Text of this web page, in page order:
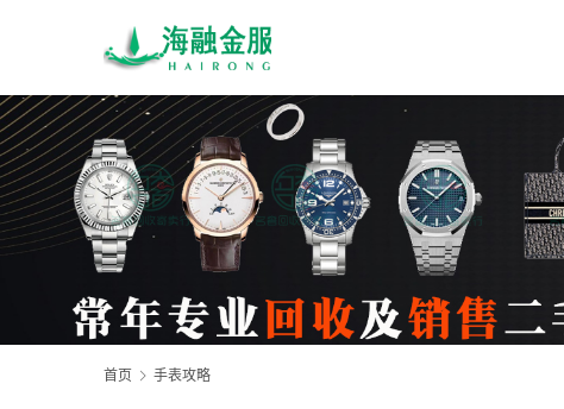
首页 手表攻略